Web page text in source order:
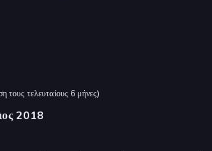
τους τελευταίους 6 μήνες)
2018